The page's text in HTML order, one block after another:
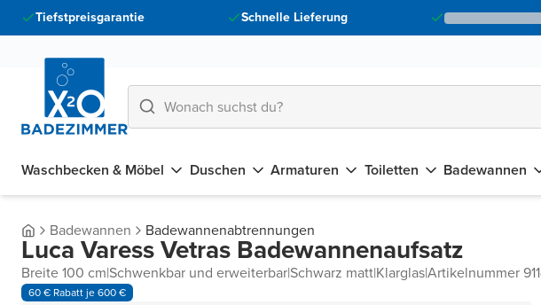
Tiefstpreisgarantie Schnelle Lieferung
Waschbecken & Möbel Duschen Armaturen Toiletten Badewannen
Badewannen Badewannenabtrennungen
Luca Varess Vetras Badewannenaufsatz
Breite 100 cm|Schwenkbar und erweiterbar|Schwarz matt|Klarglas|Artikelnummer
60 € Rabatt je 600 €